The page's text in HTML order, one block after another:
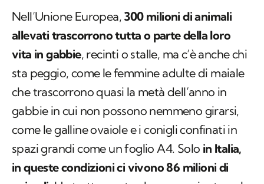
Nell’Unione Europea, 300 milioni di animali
allevati trascorrono tutta o parte della loro
vita in gabbie, recinti o stalle, ma c’è anche chi
sta peggio, come le femmine adulte di maiale
che trascorrono quasi la metà dell’anno in
gabbie in cui non possono nemmeno girarsi,
come le galline ovaiole e i conigli confinati in
spazi grandi come un foglio A4. Solo in Italia,
in queste condizioni ci vivono 86 milioni di